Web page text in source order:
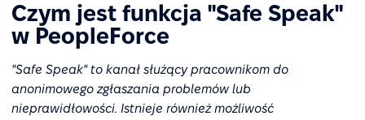
Czym jest funkcja "Safe Speak"
w PeopleForce
"Safe Speak" to kanał służący pracownikom do
anonimowego zgłaszania problemów lub
nieprawidłowości. Istnieje również możliwość